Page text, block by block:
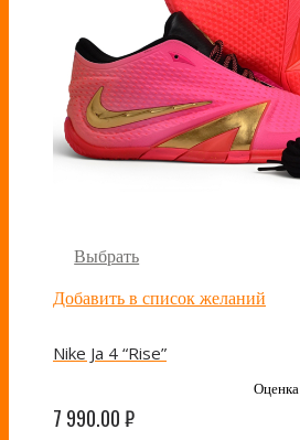
Выбрать
Добавить в список желаний
Nike Ja 4 “Rise”
Оценка
7 990.00₽